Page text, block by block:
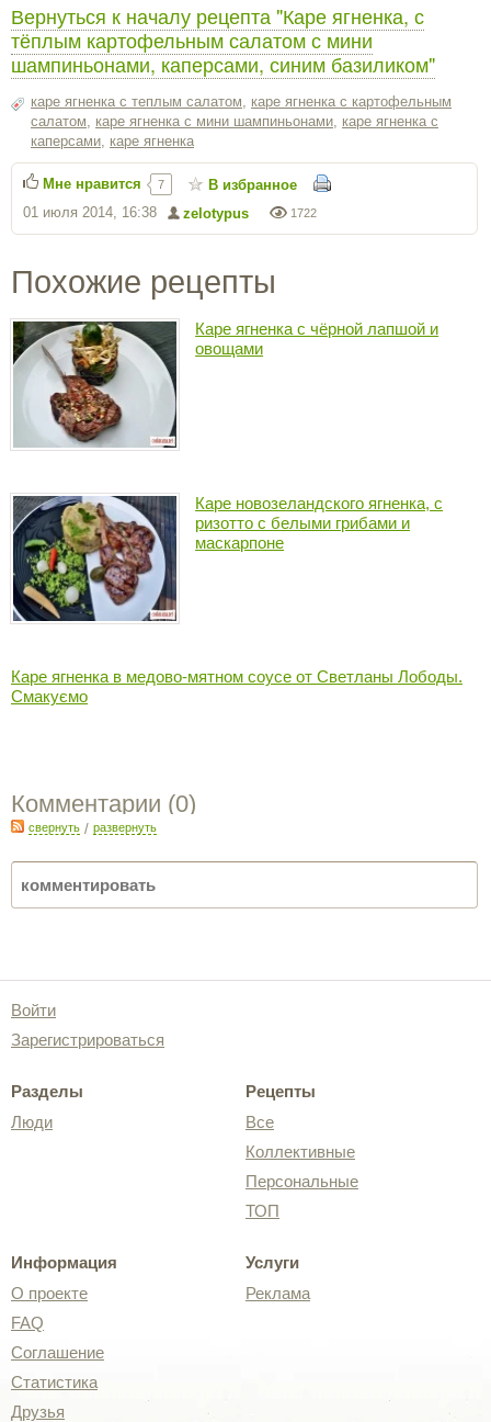
Вернуться к началу рецепта "Каре ягненка, с
тёплым картофельным салатом с мини
шампиньонами, каперсами, синим базиликом"
каре ягненка с теплым салатом, каре ягненка с картофельным
салатом, каре ягненка с мини шампиньонами, каре ягненка с
каперсами, каре ягненка
1722
zelotypus
01 июля 2014, 16:38
Мне нравится 7 В избранное
Похожие рецепты
Каре ягненка с чёрной лапшой и
овощами
Каре новозеландского ягненка, с
ризотто с белыми грибами и
маскарпоне
Каре ягненка в медово-мятном соусе от Светланы Лободы.
Смакуємо
Комментарии (0)
свернуть / развернуть
Войти
Зарегистрироваться
Разделы
Люди
Рецепты
Все
Коллективные
Персональные
ТОП
Информация
О проекте
FAQ
Соглашение
Статистика
Друзья
Услуги
Реклама